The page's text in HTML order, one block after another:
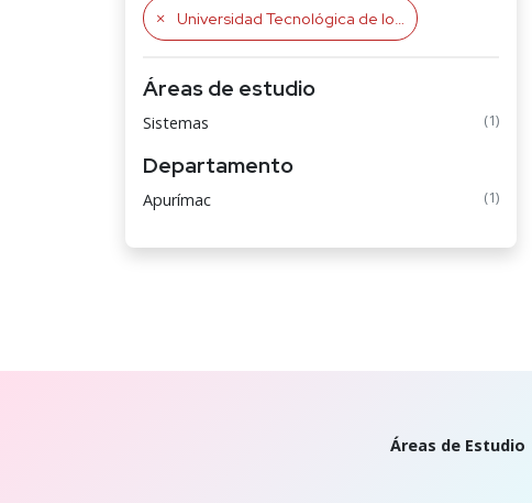
Universidad Tecnológica de los Andes
Áreas de estudio
Sistemas (1)
Departamento
Apurímac (1)
Áreas de Estudio